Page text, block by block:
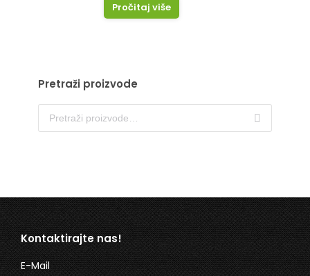
Pročitaj više
Pretraži proizvode
Kontaktirajte nas!
E-Mail